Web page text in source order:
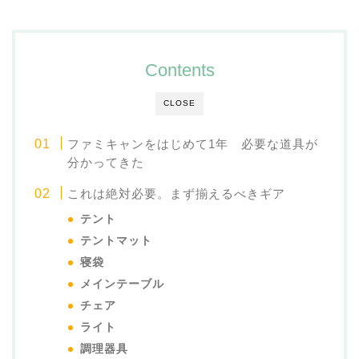
CLOSE
Contents
ファミキャンをはじめて1年 必要な道具が
分かってきた
これは絶対必要。まず揃えるべきギア
テント
テントマット
寝袋
メインテーブル
チェア
ライト
調理器具